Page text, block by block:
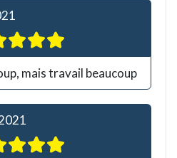
mais travail beaucoup